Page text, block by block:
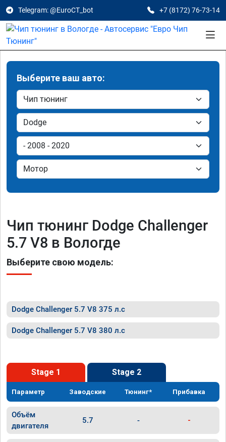
Telegram: @EuroCT_bot +7 (8172) 76-73-14
Выберите ваш авто:
Чип тюнинг Dodge Challenger
5.7 V8 в Вологде
Выберите свою модель:
Dodge Challenger 5.7 V8 375 л.с
Dodge Challenger 5.7 V8 380 л.с
Stage 1 Stage 2
Параметр Заводские Тюнинг* Прибавка
Объём
двигателя
5.7 - -